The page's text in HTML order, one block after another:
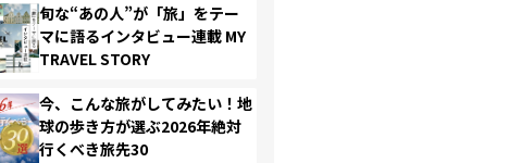
旬な“あの人”が「旅」をテー
マに語るインタビュー連載 MY
TRAVEL STORY
今、こんな旅がしてみたい！地
球の歩き方が選ぶ2026年絶対
行くべき旅先30